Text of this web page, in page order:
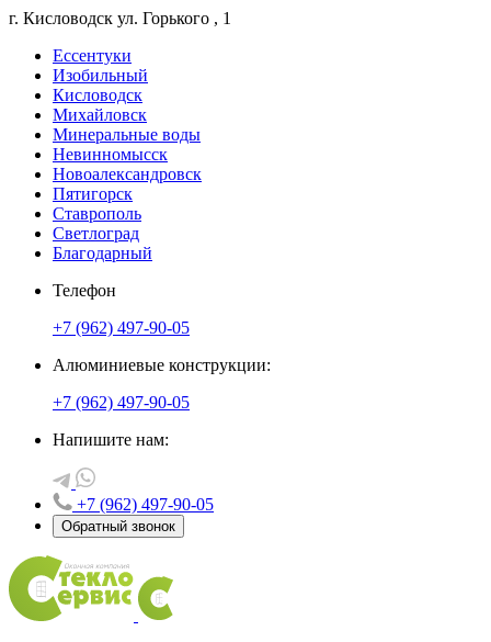
г. Кисловодск ул. Горького , 1
Ессентуки
Изобильный
Кисловодск
Михайловск
Минеральные воды
Невинномысск
Новоалександровск
Пятигорск
Ставрополь
Светлоград
Благодарный
Телефон
+7 (962) 497-90-05
Алюминиевые конструкции:
+7 (962) 497-90-05
Напишите нам:
+7 (962) 497-90-05
Обратный звонок